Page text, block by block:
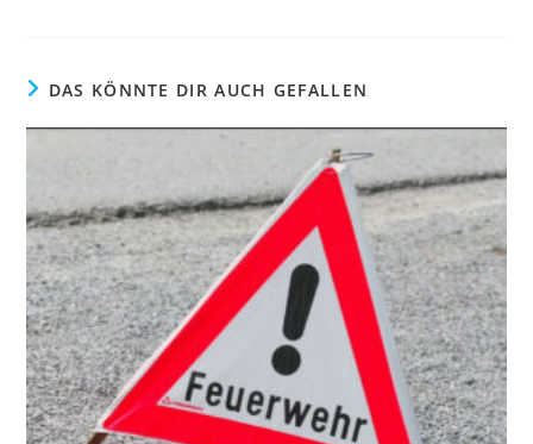
DAS KÖNNTE DIR AUCH GEFALLEN